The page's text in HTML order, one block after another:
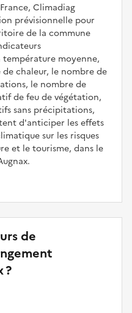
Climadiag
prévisionnelle pour
de la commune
moyenne,
chaleur, le nombre de
le nombre de
de feu de végétation,
sans précipitations,
d'anticiper les effets
sur les risques
et le tourisme, dans le
de
?